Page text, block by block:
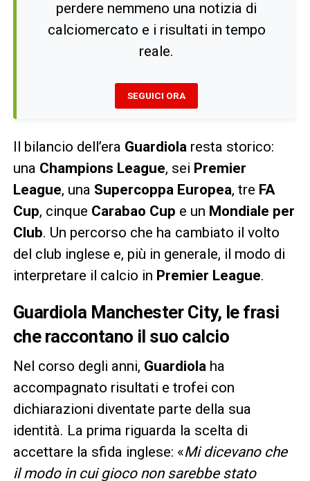
perdere nemmeno una notizia di
calciomercato e i risultati in tempo
reale.
SEGUICI ORA
Il bilancio dell’era Guardiola resta storico:
una Champions League, sei Premier
League, una Supercoppa Europea, tre FA
Cup, cinque Carabao Cup e un Mondiale per
Club. Un percorso che ha cambiato il volto
del club inglese e, più in generale, il modo di
interpretare il calcio in Premier League.
Guardiola Manchester City, le frasi
che raccontano il suo calcio
Nel corso degli anni, Guardiola ha
accompagnato risultati e trofei con
dichiarazioni diventate parte della sua
identità. La prima riguarda la scelta di
accettare la sfida inglese: «Mi dicevano che
il modo in cui gioco non sarebbe stato